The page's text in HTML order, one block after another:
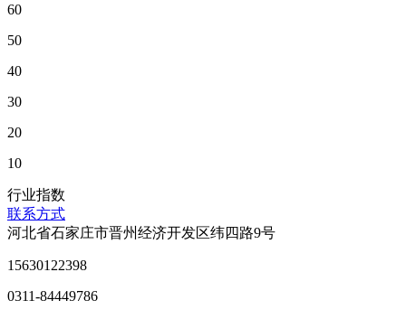
60
50
40
30
20
10
行业指数
联系方式
河北省石家庄市晋州经济开发区纬四路9号
15630122398
0311-84449786